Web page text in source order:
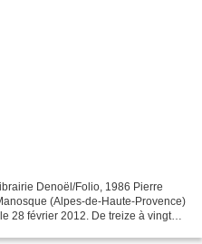
Denoël/Folio, 1986 Pierre
(Alpes-de-Haute-Provence)
28 février 2012. De treize à vingt